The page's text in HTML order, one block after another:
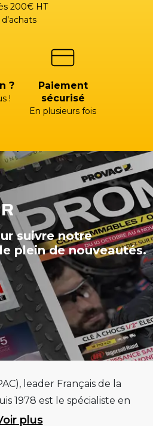
200€ HT
d’achats
?
!
Paiement
sécurisé
En plusieurs fois
suivre notre
plein de nouveautés.
leader Français de la
1978 est le spécialiste en
garages et centres
plus